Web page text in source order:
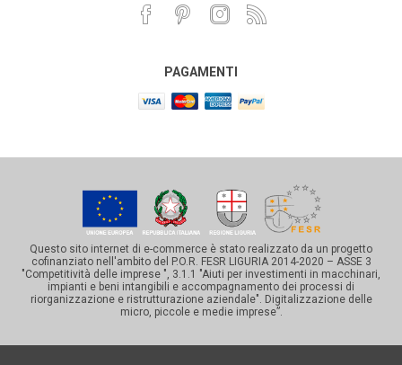
PAGAMENTI
Questo sito internet di e-commerce è stato realizzato da un progetto
cofinanziato nell'ambito del P.O.R. FESR LIGURIA 2014-2020 – ASSE 3
"Competitività delle imprese ", 3.1.1 "Aiuti per investimenti in macchinari,
impianti e beni intangibili e accompagnamento dei processi di
riorganizzazione e ristrutturazione aziendale". Digitalizzazione delle
micro, piccole e medie imprese”.